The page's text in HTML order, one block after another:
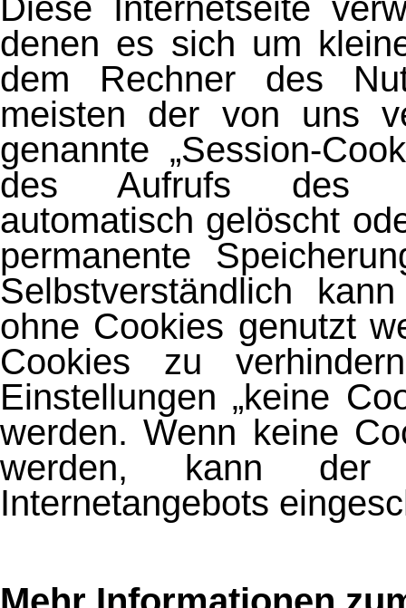
denen es sich um
dem Rechner des
meisten der von uns
genannte „Session-
des Aufrufs des
automatisch gelöscht
permanente
Selbstverständlich
ohne Cookies genutzt
Cookies zu
Einstellungen „keine
werden. Wenn keine
werden, kann der
Internetangebots